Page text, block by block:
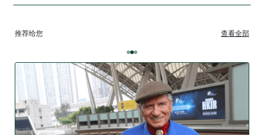
推荐给您 查看全部